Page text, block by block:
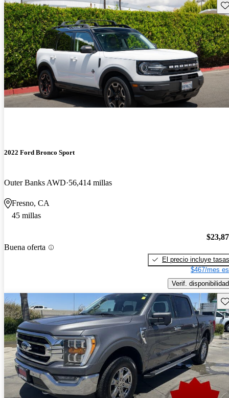
2022 Ford Bronco Sport
Outer Banks AWD 56,414 millas
Fresno, CA
45 millas
Buena oferta
El precio incluye tasas
$467/mes
Verif. disponibilidad